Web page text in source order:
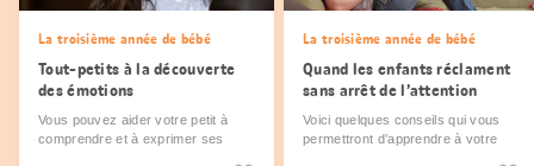
La troisième année de bébé
Tout-petits à la découverte
des émotions
Vous pouvez aider votre petit à
comprendre et à exprimer ses
La troisième année de bébé
Quand les enfants réclament
sans arrêt de l’attention
Voici quelques conseils qui vous
permettront d’apprendre à votre